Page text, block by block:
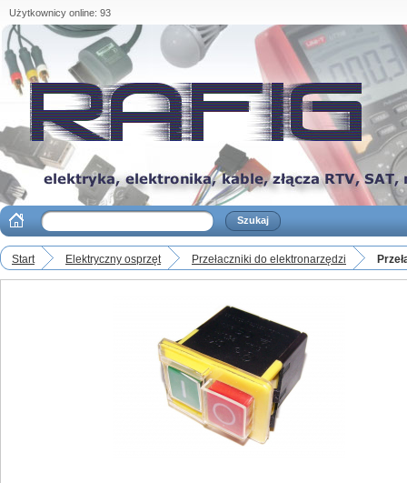
Użytkownicy online: 93
Start Elektryczny osprzęt Przełaczniki do elektronarzędzi